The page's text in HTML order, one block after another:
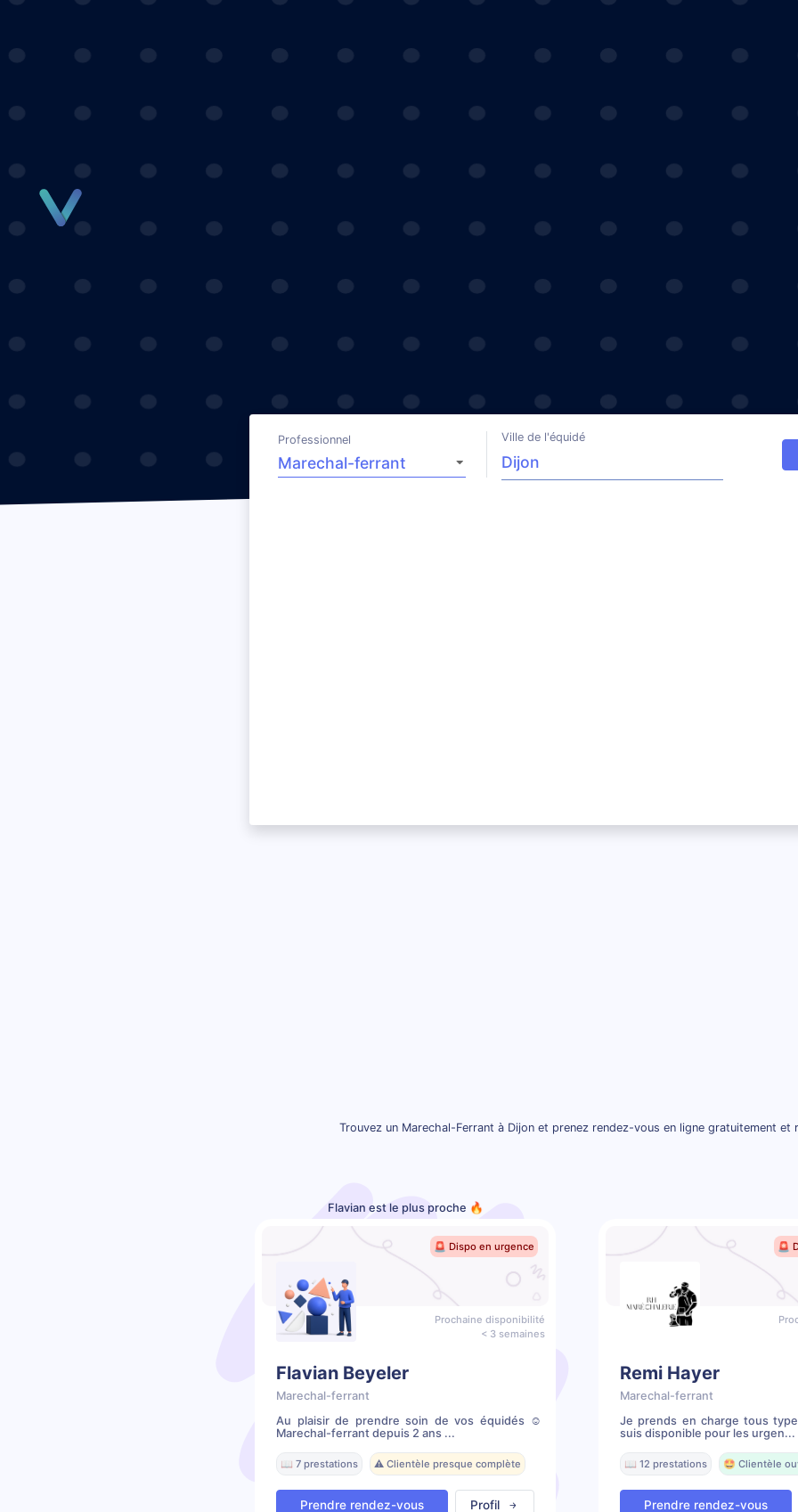
Professionnel Ville de l'équidé
Trouvez un Marechal-Ferrant à Dijon et prenez rendez-vous en ligne gratuitement et
Flavian est le plus proche 🔥
🚨 Dispo en urgence
Prochaine disponibilité
< 3 semaines
Flavian Beyeler
Marechal-ferrant
Au plaisir de prendre soin de vos équidés ☺️
Marechal-ferrant depuis 2 ans ...
📖 7 prestations ⚠️ Clientèle presque complète
Prendre rendez-vous Profil
🚨
Remi Hayer
Marechal-ferrant
Je prends en charge tous
suis disponible pour les urgen...
📖 12 prestations 🤩 Clientèle
Prendre rendez-vous